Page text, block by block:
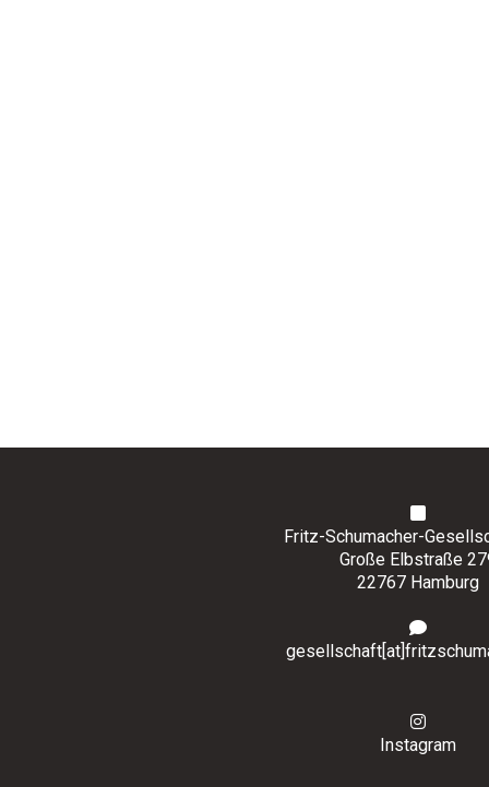
Fritz-Schumacher-
Große Elbstraße
22767 Hamburg
Instagram